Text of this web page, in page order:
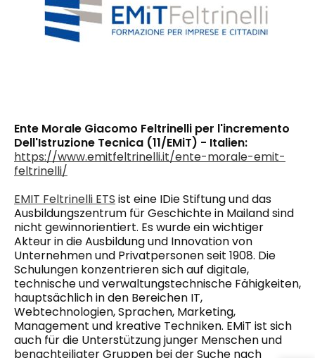
Ente Morale Giacomo Feltrinelli per l'incremento
Dell'Istruzione Tecnica (11/EMiT) - Italien:
https://www.emitfeltrinelli.it/ente-morale-emit-
feltrinelli/
EMIT Feltrinelli ETS ist eine IDie Stiftung und das
Ausbildungszentrum für Geschichte in Mailand sind
nicht gewinnorientiert. Es wurdeein wichtiger
Akteur indieAusbildung und Innovation von
Unternehmen und Privatpersonen seit 1908. Die
Schulungen konzentrieren sich auf digitale,
technische und verwaltungstechnische Fähigkeiten,
hauptsächlich in den Bereichen IT,
Webtechnologien, Sprachen, Marketing,
Management und kreative Techniken. EMiT ist sich
auch für die Unterstützung junger Menschen und
benachteiligter Gruppen bei der Suche nach